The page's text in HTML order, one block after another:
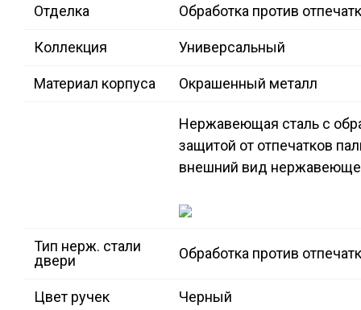
Отделка Обработка против
Коллекция Универсальный
Материал корпуса Окрашенный металл
Нержавеющая сталь с
защитой от отпечатков
внешний вид
Тип нерж. стали
двери
Обработка против
Цвет ручек Черный